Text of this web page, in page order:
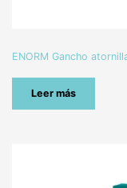
ENORM Gancho
Leer más